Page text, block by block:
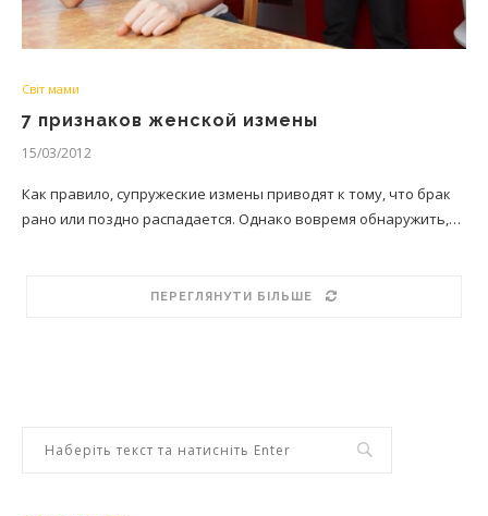
Світ мами
7 признаков женской измены
15/03/2012
Как правило, супружеские измены приводят к тому, что брак
рано или поздно распадается. Однако вовремя обнаружить,…
ПЕРЕГЛЯНУТИ БІЛЬШЕ